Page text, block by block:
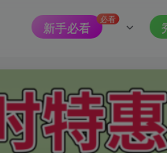
新手必看 必看